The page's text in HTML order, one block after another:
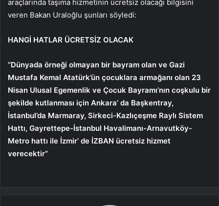
araçlarında taşıma hizmetinin ücretsiz olacağı bilgisini
veren Bakan Uraloğlu şunları söyledi:
HANGİ HATLAR ÜCRETSİZ OLACAK
“Dünyada örneği olmayan bir bayram olan ve Gazi
Mustafa Kemal Atatürk’ün çocuklara armağanı olan 23
Nisan Ulusal Egemenlik ve Çocuk Bayramı’nın coşkulu bir
şekilde kutlanması için Ankara’ da Başkentray,
İstanbul’da Marmaray, Sirkeci-Kazlıçeşme Raylı Sistem
Hattı, Gayrettepe-İstanbul Havalimanı-Arnavutköy-
Metro hattı ile İzmir’ de İZBAN ücretsiz hizmet
verecektir”